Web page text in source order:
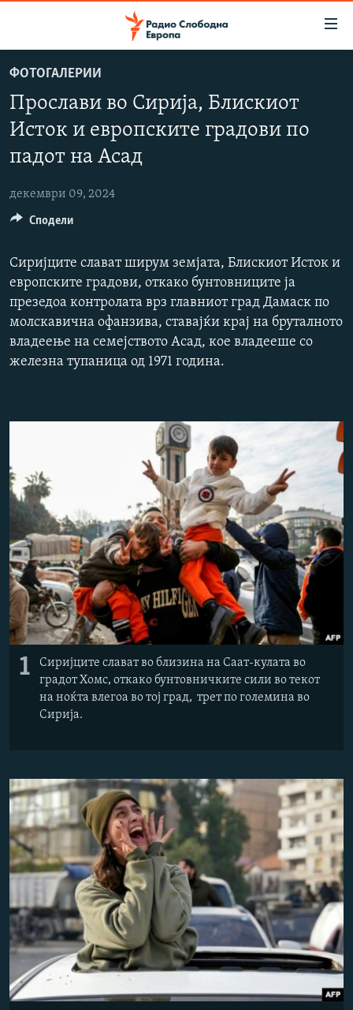
на
содржината
Оди
главната
Премини
на
СВЕТ
ВИЗУЕЛНО
ВЕСТИ
ШТО ТРЕБА ДА ЗНАЕТЕ
ПРИЈАВИ СЕ ЗА ЊУЗЛЕТЕР
ПОДКАСТ ЗОШТО?
СЛЕДЕТЕ НЕ
РСЕ веб страници
ФОТОГАЛЕРИИ
Прослави во Сирија, Блискиот
Исток и европските градови по
падот на Асад
декември 09, 2024
Сиријците слават ширум земјата, Блискиот Исток и
европските градови, откако бунтовниците ја
презедоа контролата врз главниот град Дамаск по
молскавична офанзива, ставајќи крај на бруталното
владеење на семејството Асад, кое владееше со
железна тупаница од 1971 година.
1
Сиријците слават во близина на Саат-кулата во
градот Хомс, откако бунтовничките сили во текот
на ноќта влегоа во тој град, трет по големина во
Сирија.
Сподели